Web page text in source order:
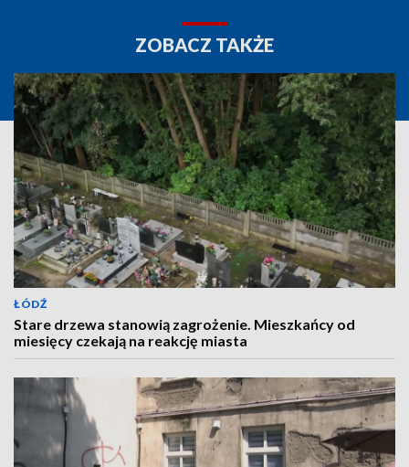
ZOBACZ TAKŻE
ŁÓDŹ
Stare drzewa stanowią zagrożenie. Mieszkańcy od
miesięcy czekają na reakcję miasta